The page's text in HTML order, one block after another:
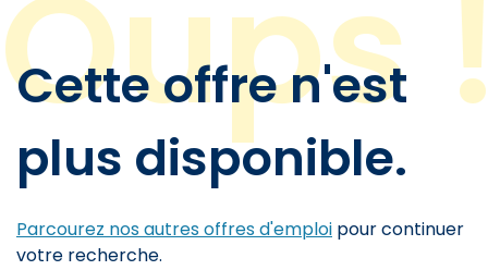
Cette offre n'est
plus disponible.
Parcourez nos autres offres d'emploi pour continuer
votre recherche.